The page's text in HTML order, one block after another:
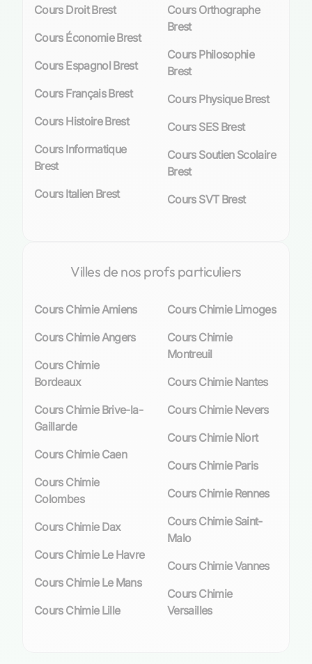
le collège, avec l’introduction de la physique-
chimie en classe de cinquième, les élèves sont
invités à explorer cette science fascinante qui
décrit la substance même de notre réalité. Au
lycée, où les coefficients attribués aux sciences
augmentent significativement, maîtriser les
principes de la chimie devient crucial pour
exceller au baccalauréat et envisager
sereinement des études supérieures
spécialisées. Les cours particuliersviennent
donc appuyer ce parcours académique en
offrant unsoutien personnalisé
adapté aux
se reflète dans leur capacité à transmettre leur
ainsi chez leurs élèves un raisonnement
approfondir les connaissances en chimie
moléculaire ou minérale ou pour préparer
intensivement les épreuves du Bac S, ces
enseignants diplômés mettent en œuvre des
méthodes pédagogiques éprouvées. La
satisfaction élevée des élèves brestois témoigne
du succès rencontré par ces accompagnements
personnalisés.
Avec un taux d’appréciation moyen frôlant
l’excellence pour nos
coachs en chimie, il est
indéniable que choisir un cours particulier à
Brest constitue une décision judicieuse. Cette
démarche assure non seulement une meilleure
assimilation des concepts clés mais ouvre
également la porte à une réussite académique
Cours Droit Brest
Cours Économie Brest
Cours Espagnol Brest
Cours Français Brest
Cours Histoire Brest
Cours Informatique
Brest
Cours Italien Brest
Cours Orthographe
Brest
Cours Philosophie
Brest
Cours Physique Brest
Cours SES Brest
Cours Soutien Scolaire
Brest
Cours SVT Brest
Villes de nos profs particuliers
Cours Chimie Amiens
Cours Chimie Angers
Cours Chimie
Bordeaux
Cours Chimie Brive-la-
Gaillarde
Cours Chimie Caen
Cours Chimie
Colombes
Cours Chimie Dax
Cours Chimie Le Havre
Cours Chimie Le Mans
Cours Chimie Lille
Cours Chimie Limoges
Cours Chimie
Montreuil
Cours Chimie Nantes
Cours Chimie Nevers
Cours Chimie Niort
Cours Chimie Paris
Cours Chimie Rennes
Cours Chimie Saint-
Malo
Cours Chimie Vannes
Cours Chimie
Versailles